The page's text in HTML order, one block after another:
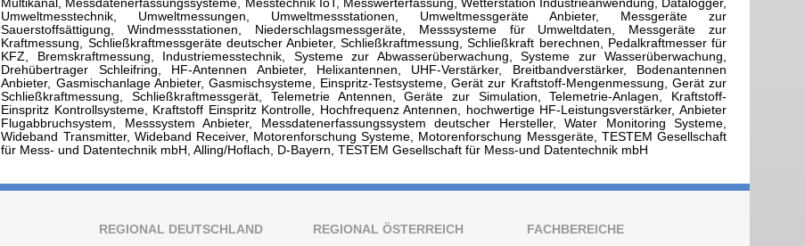
Multikanal, Messdatenerfassungssysteme, Messtechnik IoT, Messwerterfassung, Wetterstation Industrieanwendung, Datalogger,
Umweltmesstechnik, Umweltmessungen, Umweltmessstationen, Umweltmessgeräte Anbieter, Messgeräte zur
Sauerstoffsättigung, Windmessstationen, Niederschlagsmessgeräte, Messsysteme für Umweltdaten, Messgeräte zur
Kraftmessung, Schließkraftmessgeräte deutscher Anbieter, Schließkraftmessung, Schließkraft berechnen, Pedalkraftmesser für
KFZ, Bremskraftmessung, Industriemesstechnik, Systeme zur Abwasserüberwachung, Systeme zur Wasserüberwachung,
Drehübertrager Schleifring, HF-Antennen Anbieter, Helixantennen, UHF-Verstärker, Breitbandverstärker, Bodenantennen
Anbieter, Gasmischanlage Anbieter, Gasmischsysteme, Einspritz-Testsysteme, Gerät zur Kraftstoff-Mengenmessung, Gerät zur
Schließkraftmessung, Schließkraftmessgerät, Telemetrie Antennen, Geräte zur Simulation, Telemetrie-Anlagen, Kraftstoff-
Einspritz Kontrollsysteme, Kraftstoff Einspritz Kontrolle, Hochfrequenz Antennen, hochwertige HF-Leistungsverstärker, Anbieter
Flugabbruchsystem, Messsystem Anbieter, Messdatenerfassungssystem deutscher Hersteller, Water Monitoring Systeme,
Wideband Transmitter, Wideband Receiver, Motorenforschung Systeme, Motorenforschung Messgeräte, TESTEM Gesellschaft
für Mess- und Datentechnik mbH, Alling/Hoflach, D-Bayern, TESTEM Gesellschaft für Mess-und Datentechnik mbH
REGIONAL DEUTSCHLAND REGIONAL ÖSTERREICH FACHBEREICHE